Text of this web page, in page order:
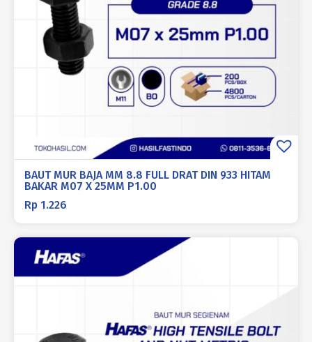
BAUT MUR BAJA MM 8.8 FULL DRAT DIN 933 HITAM
BAKAR M07 X 25MM P1.00
Rp 1.226